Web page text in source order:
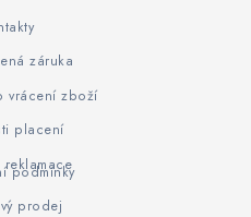
záruka
vrácení zboží
placení
podmínky
prodej